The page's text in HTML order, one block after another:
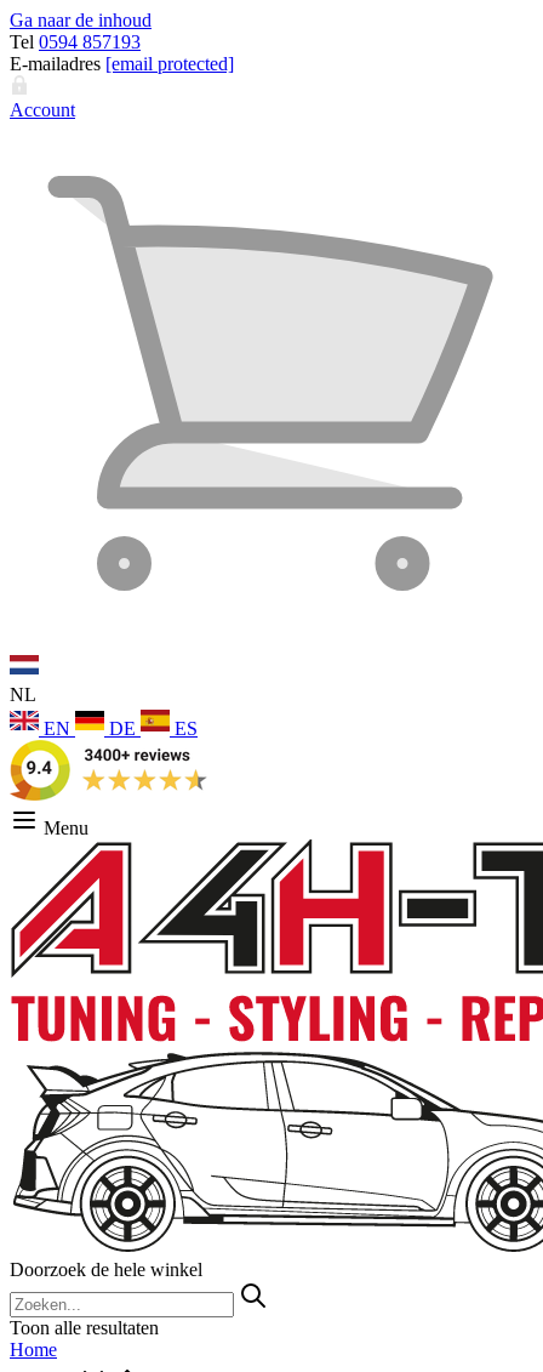
Ga naar de inhoud
Tel 0594 857193
E-mailadres [email protected]
Account
NL
EN
DE ES
Menu
Doorzoek de hele winkel
Toon alle resultaten
Home